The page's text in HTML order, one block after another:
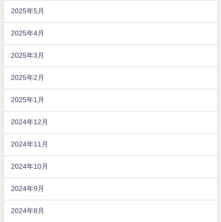
2025年5月
2025年4月
2025年3月
2025年2月
2025年1月
2024年12月
2024年11月
2024年10月
2024年9月
2024年8月